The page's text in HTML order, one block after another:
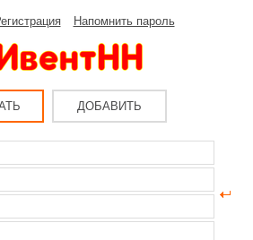
Напомнить пароль
ДОБАВИТЬ